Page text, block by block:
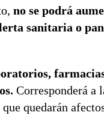
no se podrá
sanitaria o
Corresponderá a
quedarán